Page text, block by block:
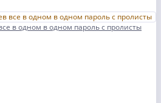
в одном в одном пароль с пролисты